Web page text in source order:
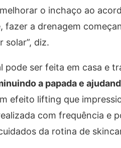
o inchaço ao
a drenagem
diz.
ser feita em casa e
a papada e
efeito lifting que
com frequência e
da rotina de